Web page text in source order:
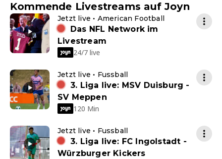
Kommende Livestreams auf Joyn
Jetzt live • American Football
Das NFL Network im
Livestream
24/7 live
Jetzt live • Fussball
3. Liga live: MSV Duisburg -
SV Meppen
120 Min
Jetzt live • Fussball
3. Liga live: FC Ingolstadt -
Würzburger Kickers